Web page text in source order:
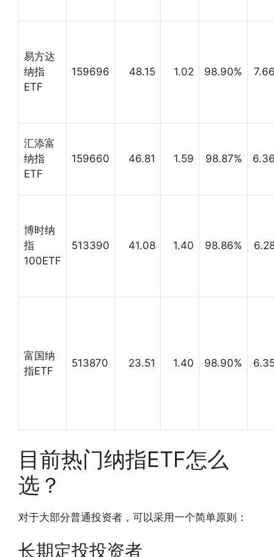
易方达
纳指
ETF
159696 48.15 1.02 98.90%
汇添富
纳指
ETF
159660 46.81 1.59 98.87%
博时纳
指
100ETF
513390 41.08 1.40 98.86%
富国纳
指ETF
513870 23.51 1.40 98.90%
目前热门纳指ETF怎么
选？
对于大部分普通投资者，可以采用一个简单原则：
长期定投投资者